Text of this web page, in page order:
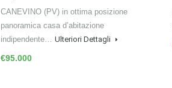
CANEVINO (PV) in ottima posizione
panoramica casa d’abitazione
indipendente… Ulteriori Dettagli
€95.000